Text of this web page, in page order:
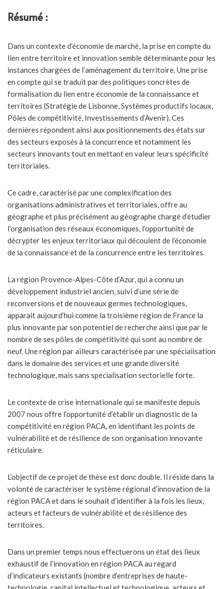
Résumé :
Dans un contexte d’économie de marché, la prise en compte du
lien entre territoire et innovation semble déterminante pour les
instances chargées de l’aménagement du territoire. Une prise
en compte qui se traduit par des politiques concrètes de
formalisation du lien entre économie de la connaissance et
territoires (Stratégie de Lisbonne, Systèmes productifs locaux,
Pôles de compétitivité, Investissements d’Avenir). Ces
dernières répondent ainsi aux positionnements des états sur
des secteurs exposés à la concurrence et notamment les
secteurs innovants tout en mettant en valeur leurs spécificité
territoriales.
Ce cadre, caractérisé par une complexification des
organisations administratives et territoriales, offre au
géographe et plus précisément au géographe chargé d’étudier
l’organisation des réseaux économiques, l’opportunité de
décrypter les enjeux territoriaux qui découlent de l’économie
de la connaissance et de la concurrence entre les territoires.
La région Provence-Alpes-Côte d’Azur, qui a connu un
développement industriel ancien, suivi d’une série de
reconversions et de nouveaux germes technologiques,
apparait aujourd’hui comme la troisième région de France la
plus innovante par son potentiel de recherche ainsi que par le
nombre de ses pôles de compétitivité qui sont au nombre de
neuf. Une région par ailleurs caractérisée par une spécialisation
dans le domaine des services et une grande diversité
technologique, mais sans spécialisation sectorielle forte.
Le contexte de crise internationale qui se manifeste depuis
2007 nous offre l’opportunité d’établir un diagnostic de la
compétitivité en région PACA, en identifiant les points de
vulnérabilité et de résilience de son organisation innovante
réticulaire.
L’objectif de ce projet de thèse est donc double. Il réside dans la
volonté de caractériser le système régional d’innovation de la
région PACA et dans le souhait d’identifier à la fois les lieux,
acteurs et facteurs de vulnérabilité et de résilience des
territoires.
Dans un premier temps nous effectuerons un état des lieux
exhaustif de l’innovation en région PACA au regard
d’indicateurs existants (nombre d’entreprises de haute-